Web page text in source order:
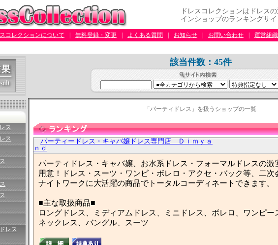
ドレスコレクションはドレス
インショップのランキングサイ
コレクションについて 無料登録・変更 よくある質問 お知らせ お問い合わせ 運営組織
ス
ス
レス
該当件数：45件
「パーティドレス」を扱うショップの一覧
パーティードレス・キャバ嬢ドレス専門店 Ｄｉｍｙａ
ｎｄ
パーティドレス・キャバ嬢、お水系ドレス・フォーマルドレスの激
用意！ドレス・スーツ・ワンピ・ボレロ・アクセ・バック等、二次
ナイトワークに大活躍の商品でトータルコーディネートできます。
■主な取扱商品■
ロングドレス、ミディアムドレス、ミニドレス、ボレロ、ワンピー
ネックレス、バングル、スーツ